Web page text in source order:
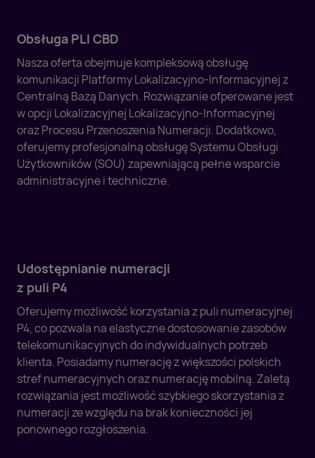
Obsługa PLI CBD
Nasza oferta obejmuje kompleksową obsługę
komunikacji Platformy Lokalizacyjno-Informacyjnej z
Centralną Bazą Danych. Rozwiązanie ofperowane jest
w opcji Lokalizacyjnej Lokalizacyjno-Informacyjnej
oraz Procesu Przenoszenia Numeracji. Dodatkowo,
oferujemy profesjonalną obsługę Systemu Obsługi
Użytkowników (SOU) zapewniającą pełne wsparcie
administracyjne i techniczne.
Udostępnianie numeracji
z puli P4
Oferujemy możliwość korzystania z puli numeracyjnej
P4, co pozwala na elastyczne dostosowanie zasobów
telekomunikacyjnych do indywidualnych potrzeb
klienta. Posiadamy numerację z większości polskich
stref numeracyjnych oraz numerację mobilną. Zaletą
rozwiązania jest możliwość szybkiego skorzystania z
numeracji ze względu na brak konieczności jej
ponownego rozgłoszenia.